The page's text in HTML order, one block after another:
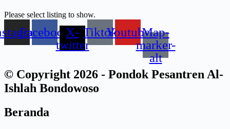
Please select listing to show.
FacebookX-
twitter
TiktokYoutubeMap-
marker-
alt
© Copyright 2026 - Pondok Pesantren Al-
Ishlah Bondowoso
Beranda